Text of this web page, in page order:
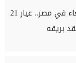
أسعار الذهب اليوم الأربعاء في مصر.. عيار 21
بريقه